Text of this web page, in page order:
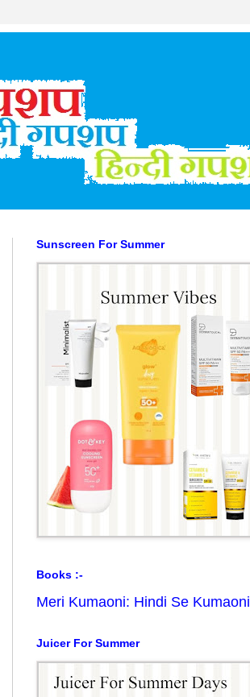
Sunscreen For Summer
Books :-
Meri Kumaoni: Hindi Se Kumaoni
Juicer For Summer